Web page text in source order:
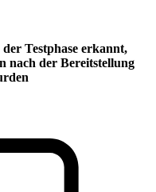
Testphase erkannt,
nach der Bereitstellung